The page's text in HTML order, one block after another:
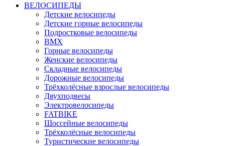
ВЕЛОСИПЕДЫ
Детские велосипеды
Детские горные велосипеды
Подростковые велосипеды
BMX
Горные велосипеды
Женские велосипеды
Складные велосипеды
Дорожные велосипеды
Трёхколёсные взрослые велосипеды
Двухподвесы
Электровелосипеды
FATBIKE
Шоссейные велосипеды
Трёхколёсные велосипеды
Туристические велосипеды